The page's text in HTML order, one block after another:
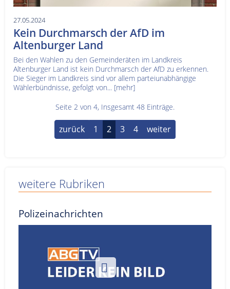
27.05.2024
Kein Durchmarsch der AfD im
Altenburger Land
Bei den Wahlen zu den Gemeinderäten im Landkreis
Altenburger Land ist kein Durchmarsch der AfD zu erkennen.
Die Sieger im Landkreis sind vor allem parteiunabhängige
Wählerbündnisse, gefolgt von... [mehr]
Seite 2 von 4, Insgesamt 48 Einträge.
zurück 1 2 3 4 weiter
weitere Rubriken
Polizeinachrichten